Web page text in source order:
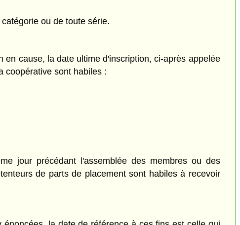
ou de toute série.
cause, la date ultime d'inscription, ci-après appelée
coopérative sont habiles :
jour précédant l'assemblée des membres ou des
de parts de placement sont habiles à recevoir